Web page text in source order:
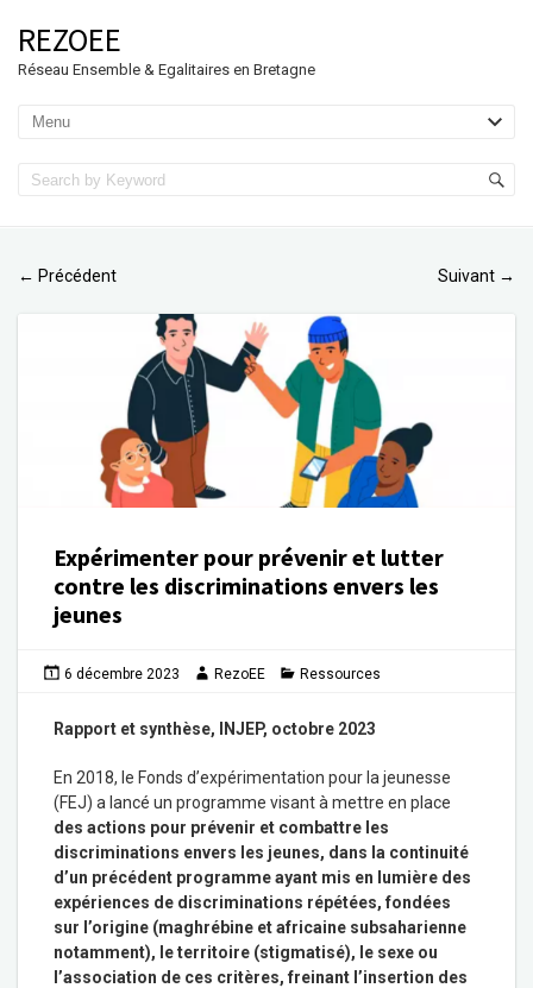
REZOEE
Réseau Ensemble & Egalitaires en Bretagne
← Précédent Suivant →
Expérimenter pour prévenir et lutter
contre les discriminations envers les
jeunes
6 décembre 2023 RezoEE Ressources
Rapport et synthèse, INJEP, octobre 2023
En 2018, le Fonds d’expérimentation pour la jeunesse
(FEJ) a lancé un programme visant à mettre en place
des actions pour prévenir et combattre les
discriminations envers les jeunes, dans la continuité
d’un précédent programme ayant mis en lumière des
expériences de discriminations répétées, fondées
sur l’origine (maghrébine et africaine subsaharienne
notamment), le territoire (stigmatisé), le sexe ou
l’association de ces critères, freinant l’insertion des